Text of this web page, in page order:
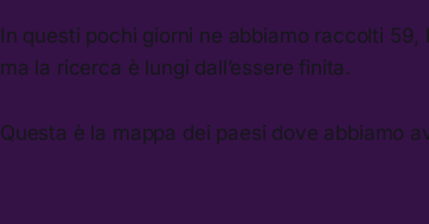
In questi pochi giorni ne abbiamo raccolti
ma la ricerca è lungi dall’essere finita.
Questa è la mappa dei paesi dove abbiamo